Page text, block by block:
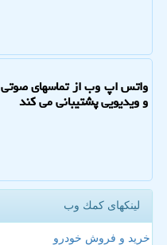
واتس اپ وب از تماسهای صوتی
و ویدیویی پشتیبانی می کند
لینکهای كمك وب
خرید و فروش خودرو